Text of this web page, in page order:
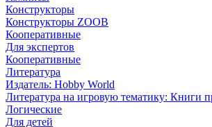
Конструкторы
Конструкторы ZOOB
Кооперативные
Для экспертов
Кооперативные
Литература
Издатель: Hobby World
Литература на игровую тематику: Книги
Логические
Для детей